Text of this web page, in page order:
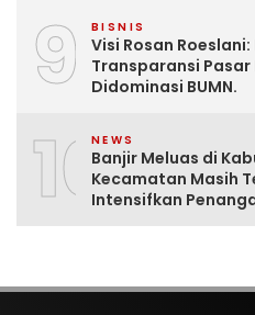
9 BISNIS
Visi Rosan
Transparansi
Didominasi BUMN.
10NEWS
Banjir Meluas di
Kecamatan Masih
Intensifkan